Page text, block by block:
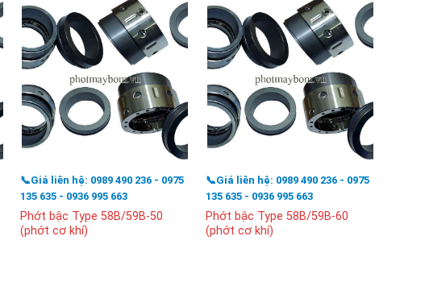
📞Giá liên hệ: 0989 490 236 - 0975
135 635 - 0936 995 663
Phớt bậc Type 58B/59B-50
(phớt cơ khí)
📞Giá liên hệ: 0989 490 236 - 0975
135 635 - 0936 995 663
Phớt bậc Type 58B/59B-60
(phớt cơ khí)